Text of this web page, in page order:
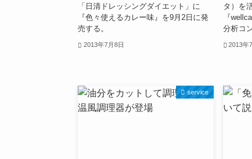
「日清ドレッシングダイエット」に
『色々使えるカレー味』を9月2日に発
売する。
2013年7月8日
タ）を
『
分析コ
2013年
service